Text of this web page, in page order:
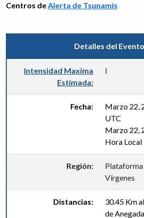
Centros deAlerta de Tsunamis
Detalles del Evento
Intensidad Maxima
Estimada:
I
Fecha:
Marzo 22,
UTC
Marzo 22,
Hora Local
Región:
Plataforma
Vírgenes
Distancias:
30.45 Km
de